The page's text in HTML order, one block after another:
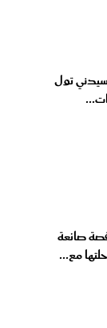
تول
صانعة
مع...